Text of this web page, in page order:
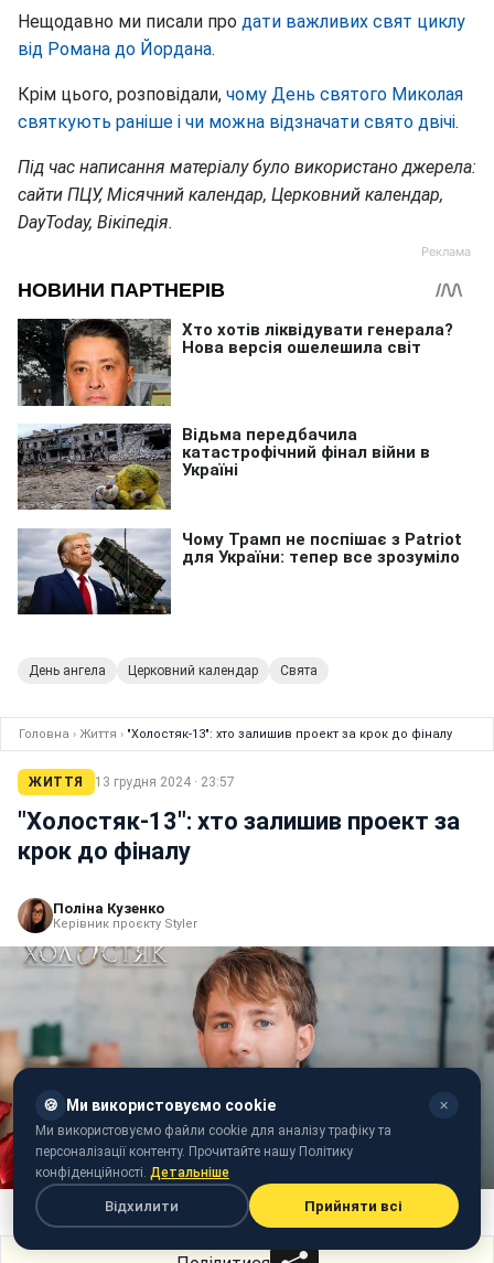
Нещодавно ми писали про дати важливих свят циклу
від Романа до Йордана.
Крім цього, розповідали, чому День святого Миколая
святкують раніше і чи можна відзначати свято двічі.
Під час написання матеріалу було використано джерела:
сайти ПЦУ, Місячний календар, Церковний календар,
DayToday, Вікіпедія.
День ангела Церковний календар Свята
Головна › Життя › "Холостяк-13": хто залишив проект за крок до фіналу
ЖИТТЯ 13 грудня 2024 · 23:57
"Холостяк-13": хто залишив проект за
крок до фіналу
Поліна Кузенко
Керівник проєкту Styler
Хто пішов з "Холостяка" (фото: instagram.com/holostyakstb)
🍪 Ми використовуємо cookie ✕
Ми використовуємо файли cookie для аналізу трафіку та
персоналізації контенту. Прочитайте нашу Політику
конфіденційності. Детальніше
Відхилити Прийняти всі